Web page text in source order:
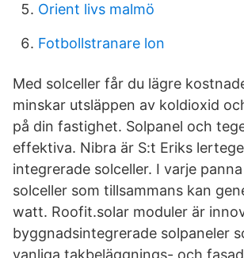
Orient livs malmö
Fotbollstranare lon
Med solceller får du lägre
minskar utsläppen av koldioxid
på din fastighet. Solpanel och
effektiva. Nibra är S:t Eriks
integrerade solceller. I varje
solceller som tillsammans kan
watt. Roofit.solar moduler är
byggnadsintegrerade solpaneler
vanliga takbeläggnings- och